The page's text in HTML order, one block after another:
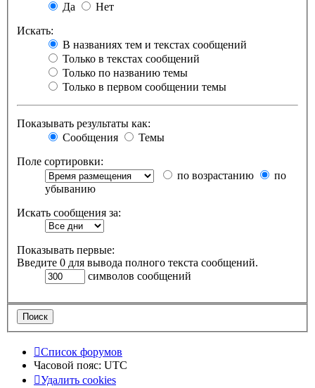
Да
Нет
Искать:
В названиях тем и текстах сообщений
Только в текстах сообщений
Только по названию темы
Только в первом сообщении темы
Показывать результаты как:
Сообщения
Темы
Поле сортировки:
по возрастанию
по
убыванию
Искать сообщения за:
Показывать первые:
Введите 0 для вывода полного текста сообщений.
символов сообщений
Список форумов
Часовой пояс: UTC
Удалить cookies